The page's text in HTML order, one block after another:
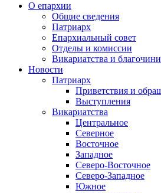
О епархии
Общие сведения
Патриарх
Епархиальный совет
Отделы и комиссии
Викариатства и
Новости
Патриарх
Приветствия и
Выступления
Викариатства
Центральное
Северное
Восточное
Западное
Северо-Восточное
Северо-Западное
Южное